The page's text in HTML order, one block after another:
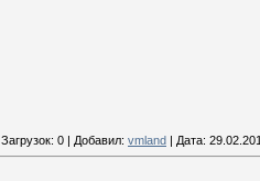
Загрузок: 0 | Добавил: vmland | Дата: